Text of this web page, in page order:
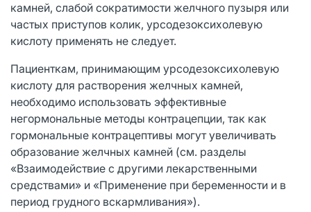
камней, слабой сократимости желчного пузыря или
частых приступов колик, урсодезоксихолевую
кислоту применять не следует.
Пациенткам, принимающим урсодезоксихолевую
кислоту для растворения желчных камней,
необходимо использовать эффективные
негормональные методы контрацепции, так как
гормональные контрацептивы могут увеличивать
образование желчных камней (см. разделы
«Взаимодействие с другими лекарственными
средствами» и «Применение при беременности и в
период грудного вскармливания»).